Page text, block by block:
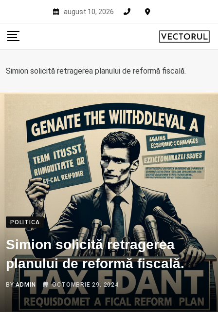
content
august 10, 2026
Simion solicită retragerea planului de reformă fiscală.
POLITICA
Simion solicită retragerea
planului de reformă fiscală.
BYADMIN OCTOMBRIE 29, 2024